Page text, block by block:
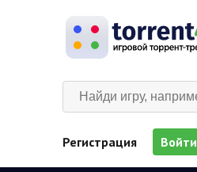
Регистрация Войти